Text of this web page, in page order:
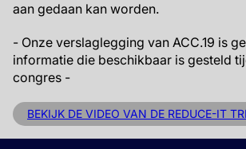
aan gedaan kan worden.
- Onze verslaglegging van ACC.19 is
informatie die beschikbaar is gesteld
congres -
BEKIJK DE VIDEO VAN DE REDUCE-IT